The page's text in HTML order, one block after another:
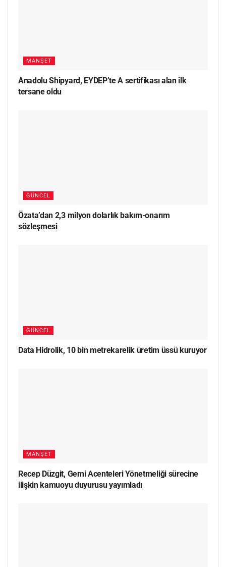
MANŞET
Anadolu Shipyard, EYDEP’te A sertifikası alan ilk
tersane oldu
GÜNCEL
Özata’dan 2,3 milyon dolarlık bakım-onarım
sözleşmesi
GÜNCEL
Data Hidrolik, 10 bin metrekarelik üretim üssü kuruyor
MANŞET
Recep Düzgit, Gemi Acenteleri Yönetmeliği sürecine
ilişkin kamuoyu duyurusu yayımladı